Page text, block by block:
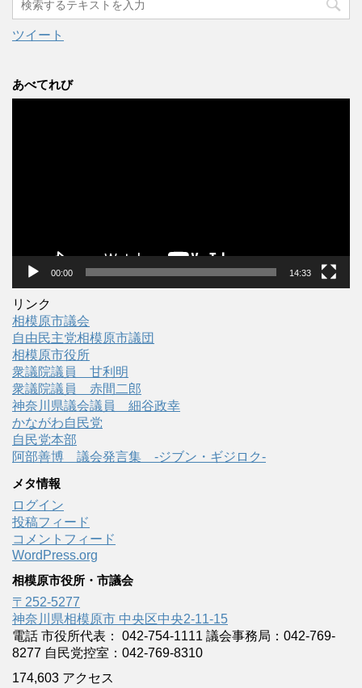
ブ
ツイート
あべてれび
00:00 14:33
リンク
相模原市議会
自由民主党相模原市議団
相模原市役所
衆議院議員 甘利明
衆議院議員 赤間二郎
神奈川県議会議員 細谷政幸
かながわ自民党
自民党本部
阿部善博 議会発言集 -ジブン・ギジロク-
メタ情報
ログイン
投稿フィード
コメントフィード
WordPress.org
相模原市役所・市議会
〒252-5277
神奈川県相模原市 中央区中央2-11-15
電話 市役所代表： 042-754-1111 議会事務局：042-769-
8277 自民党控室：042-769-8310
174,603 アクセス